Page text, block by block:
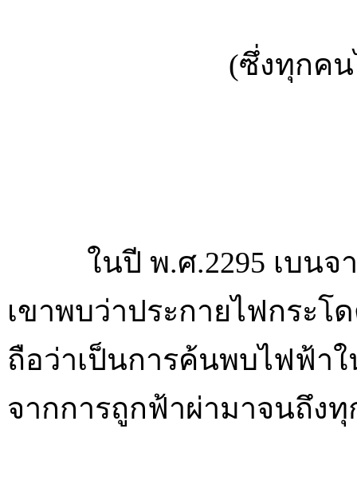
(ซึ่งทุกคน
ในปี พ.ศ.2295 เบนจามิ
เขาพบว่าประกายไฟกระโ
ถือว่าเป็นการค้นพบไฟฟ้า
จากการถูกฟ้าผ่ามาจนถึง